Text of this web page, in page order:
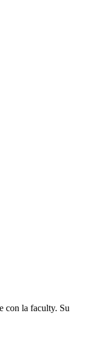
con la faculty. Su